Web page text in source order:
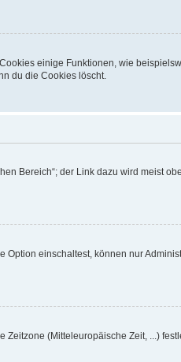
einige Funktionen, wie
du die Cookies löscht.
Bereich“; der Link dazu wird meist
einschaltest, können nur
Zeitzone (Mitteleuropäische Zeit, ...)